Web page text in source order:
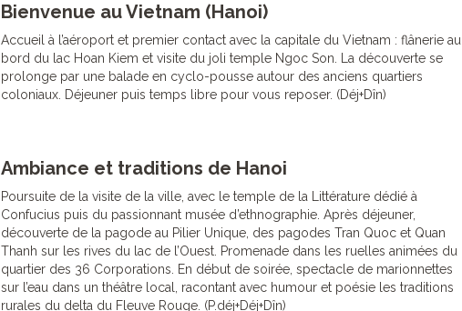
Bienvenue au Vietnam (Hanoi)
Accueil à l’aéroport et premier contact avec la capitale du Vietnam : flânerie au
bord du lac Hoan Kiem et visite du joli temple Ngoc Son. La découverte se
prolonge par une balade en cyclo-pousse autour des anciens quartiers
coloniaux. Déjeuner puis temps libre pour vous reposer. (Déj+Dîn)
Ambiance et traditions de Hanoi
Poursuite de la visite de la ville, avec le temple de la Littérature dédié à
Confucius puis du passionnant musée d’ethnographie. Après déjeuner,
découverte de la pagode au Pilier Unique, des pagodes Tran Quoc et Quan
Thanh sur les rives du lac de l’Ouest. Promenade dans les ruelles animées du
quartier des 36 Corporations. En début de soirée, spectacle de marionnettes
sur l’eau dans un théâtre local, racontant avec humour et poésie les traditions
rurales du delta du Fleuve Rouge. (P.déj+Déj+Dîn)